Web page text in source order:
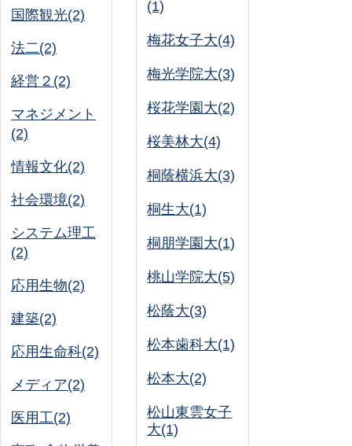
国際観光(2)
法二(2)
経営２(2)
マネジメント
(2)
情報文化(2)
社会環境(2)
システム理工
(2)
応用生物(2)
建築(2)
応用生命科(2)
メディア(2)
医用工(2)
(1)
梅花女子大(4)
梅光学院大(3)
桜花学園大(2)
桜美林大(4)
桐蔭横浜大(3)
桐生大(1)
桐朋学園大(1)
桃山学院大(5)
松蔭大(3)
松本歯科大(1)
松本大(2)
松山東雲女子
大(1)